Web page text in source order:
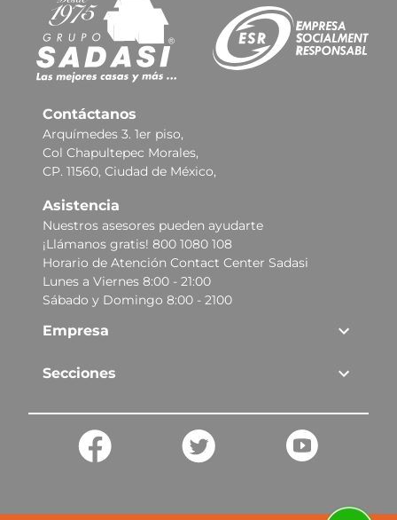
Contáctanos
Arquímedes 3. 1er piso,
Col Chapultepec Morales,
CP. 11560, Ciudad de México,
Asistencia
Nuestros asesores pueden ayudarte
¡Llámanos gratis! 800 1080 108
Horario de Atención Contact Center Sadasi
Lunes a Viernes 8:00 - 21:00
Sábado y Domingo 8:00 - 2100
Empresa
Secciones